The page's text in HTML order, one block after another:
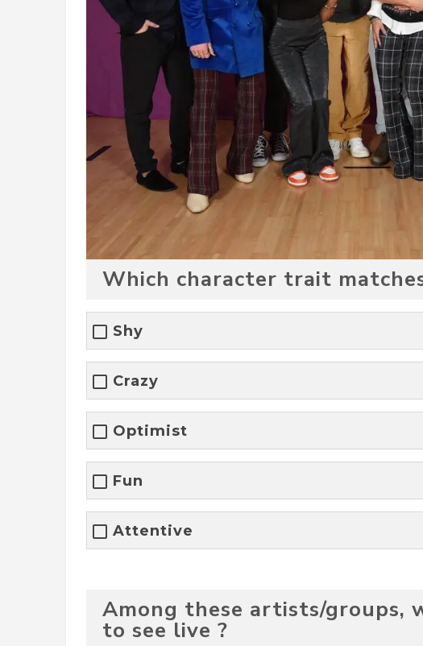
Which character trait
Shy
Crazy
Optimist
Fun
Attentive
Among these artists/groups,
to see live ?